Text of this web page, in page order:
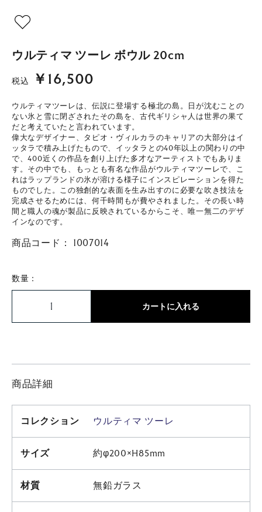
ウルティマ ツーレ ボウル 20cm
税込 ￥16,500
ウルティマツーレは、伝説に登場する極北の島。日が沈むことの
ない氷と雪に閉ざされたその島を、古代ギリシャ人は世界の果て
だと考えていたと言われています。
偉大なデザイナー、タピオ・ヴィルカラのキャリアの大部分はイ
ッタラで積み上げたもので、イッタラとの40年以上の関わりの中
で、400近くの作品を創り上げた多才なアーティストでもありま
す。その中でも、もっとも有名な作品がウルティマツーレで、こ
れはラップランドの氷が溶ける様子にインスピレーションを得た
ものでした。この独創的な表面を生み出すのに必要な吹き技法を
完成させるためには、何千時間もが費やされました。その長い時
間と職人の魂が製品に反映されているからこそ、唯一無二のデザ
インなのです。
商品コード： 1007014
数量：
カートに入れる
商品詳細
コレクション ウルティマ ツーレ
サイズ 約φ200×H85mm
材質 無鉛ガラス